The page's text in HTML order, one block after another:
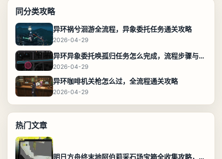
同分类攻略
异环祸兮洄游全流程，异象委托任务通关攻略
2026-04-29
异环异象委托唤孤归任务怎么完成，流程步骤与位置攻略
2026-04-29
异环咖啡机关枪怎么过，全流程通关攻略
2026-04-29
热门文章
明日方舟终末地阿伯莉采石场宝箱全收集攻略，全点位分布图与路线